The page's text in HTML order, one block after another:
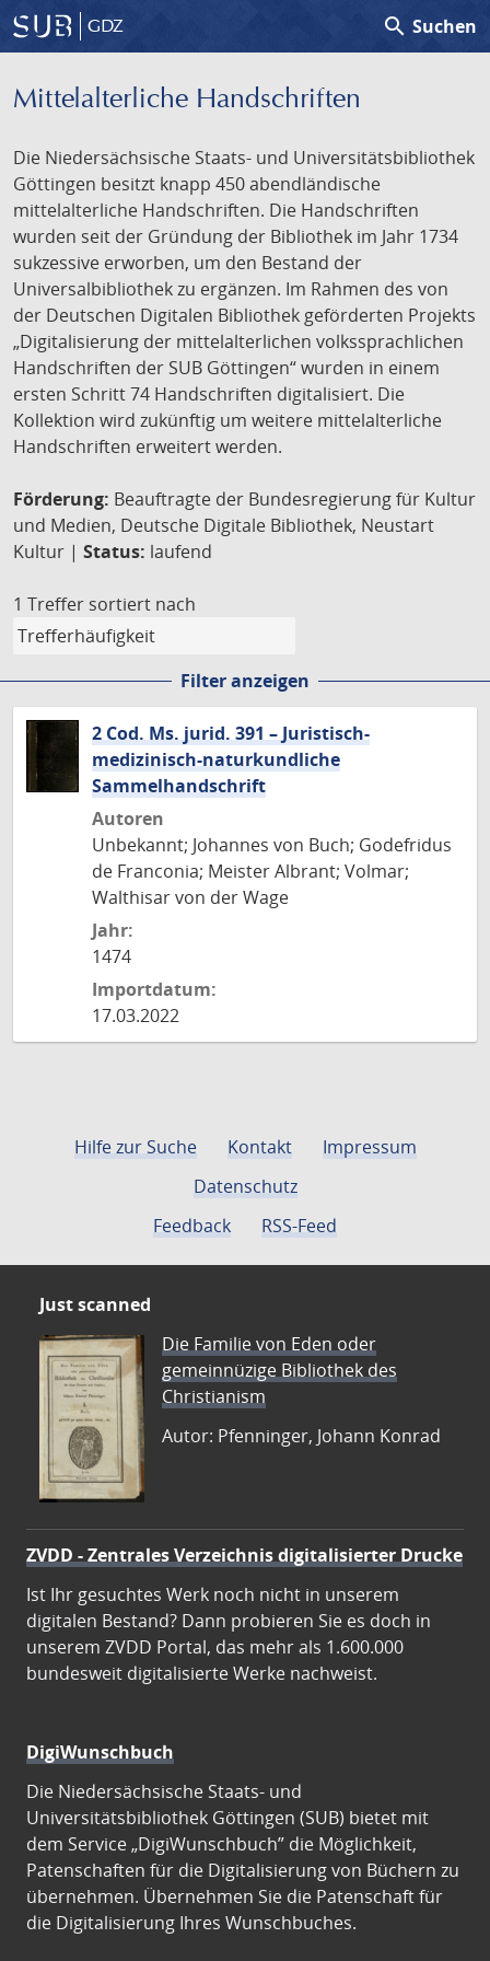
GDZ search Suchen
Mittelalterliche Handschriften
Die Niedersächsische Staats- und Universitätsbibliothek
Göttingen besitzt knapp 450 abendländische
mittelalterliche Handschriften. Die Handschriften
wurden seit der Gründung der Bibliothek im Jahr 1734
sukzessive erworben, um den Bestand der
Universalbibliothek zu ergänzen. Im Rahmen des von
der Deutschen Digitalen Bibliothek geförderten Projekts
„Digitalisierung der mittelalterlichen volkssprachlichen
Handschriften der SUB Göttingen“ wurden in einem
ersten Schritt 74 Handschriften digitalisiert. Die
Kollektion wird zukünftig um weitere mittelalterliche
Handschriften erweitert werden.
Förderung: Beauftragte der Bundesregierung für Kultur
und Medien, Deutsche Digitale Bibliothek, Neustart
Kultur | Status: laufend
1 Treffer sortiert nach
Filter anzeigen
2 Cod. Ms. jurid. 391 – Juristisch-
medizinisch-naturkundliche
Sammelhandschrift
Autoren
Unbekannt; Johannes von Buch; Godefridus
de Franconia; Meister Albrant; Volmar;
Walthisar von der Wage
Jahr:
1474
Importdatum:
17.03.2022
Hilfe zur Suche Kontakt
Impressum
Datenschutz
Feedback
RSS-Feed
Just scanned
Die Familie von Eden oder
gemeinnüzige Bibliothek des
Christianism
Autor: Pfenninger, Johann Konrad
ZVDD - Zentrales Verzeichnis digitalisierter Drucke
Ist Ihr gesuchtes Werk noch nicht in unserem
digitalen Bestand? Dann probieren Sie es doch in
unserem ZVDD Portal, das mehr als 1.600.000
bundesweit digitalisierte Werke nachweist.
DigiWunschbuch
Die Niedersächsische Staats- und
Universitätsbibliothek Göttingen (SUB) bietet mit
dem Service „DigiWunschbuch” die Möglichkeit,
Patenschaften für die Digitalisierung von Büchern zu
übernehmen. Übernehmen Sie die Patenschaft für
die Digitalisierung Ihres Wunschbuches.